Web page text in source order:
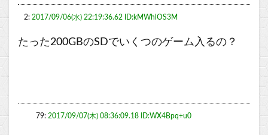
2: 2017/09/06(水) 22:19:36.62 ID:kMWhlOS3M
たった200GBのSDでいくつのゲーム入るの？
79: 2017/09/07(木) 08:36:09.18 ID:WX4Bpq+u0